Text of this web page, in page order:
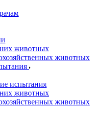
животных
животных
испытания
животных
животных